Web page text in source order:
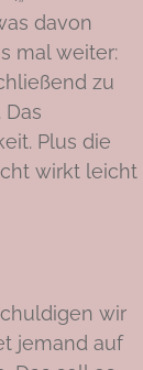
davon
mal weiter:
zu
Plus die
wirkt leicht
wir
jemand auf